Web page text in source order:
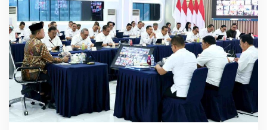
u
s
r
o
n
W
a
h
i
d
C
a